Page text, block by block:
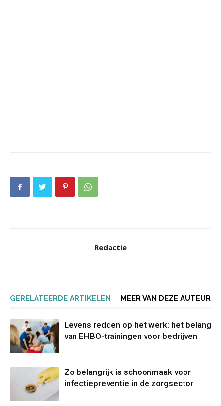
Redactie
GERELATEERDE ARTIKELEN MEER VAN DEZE AUTEUR
Levens redden op het werk: het belang
van EHBO-trainingen voor bedrijven
Zo belangrijk is schoonmaak voor
infectiepreventie in de zorgsector